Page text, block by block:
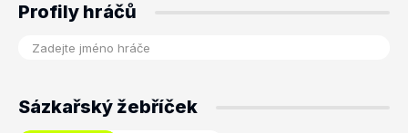
Profily hráčů
Sázkařský žebříček